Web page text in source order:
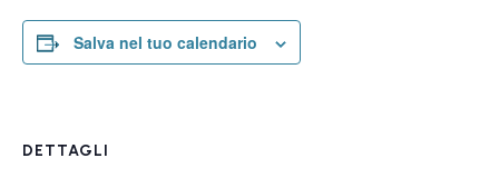
Salva nel tuo calendario
DETTAGLI